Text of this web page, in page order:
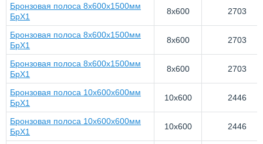
Бронзовая полоса 8x600х1500мм
БрХ1
8x600 2703
Бронзовая полоса 8x600х1500мм
БрХ1
8x600 2703
Бронзовая полоса 8x600х1500мм
БрХ1
8x600 2703
Бронзовая полоса 10x600x600мм
БрХ1
10x600 2446
Бронзовая полоса 10x600x600мм
БрХ1
10x600 2446